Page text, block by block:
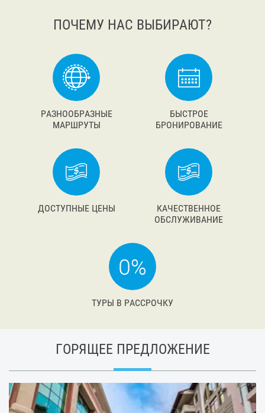
ПОЧЕМУ НАС ВЫБИРАЮТ?
РАЗНООБРАЗНЫЕ
МАРШРУТЫ
БЫСТРОЕ
БРОНИРОВАНИЕ
ДОСТУПНЫЕ ЦЕНЫ
КАЧЕСТВЕННОЕ
ОБСЛУЖИВАНИЕ
ТУРЫ В РАССРОЧКУ
ГОРЯЩЕЕ ПРЕДЛОЖЕНИЕ